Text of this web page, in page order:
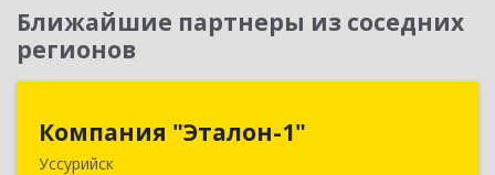
Ближайшие партнеры из соседних
регионов
Компания "Эталон-1"
Уссурийск